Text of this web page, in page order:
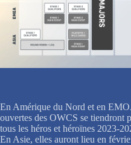
En Amérique du Nord et en
ouvertes des OWCS se tiendront
tous les héros et héroïnes 2023-
En Asie, elles auront lieu en